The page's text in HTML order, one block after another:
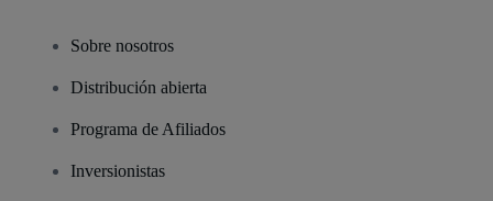
Sobre nosotros
Distribución abierta
Programa de Afiliados
Inversionistas